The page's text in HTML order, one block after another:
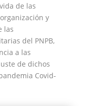
de las
y
las
del PNPB,
a las
de dichos
Covid-